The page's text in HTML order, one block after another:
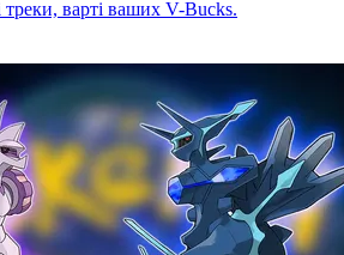
треки, варті ваших V-Bucks.